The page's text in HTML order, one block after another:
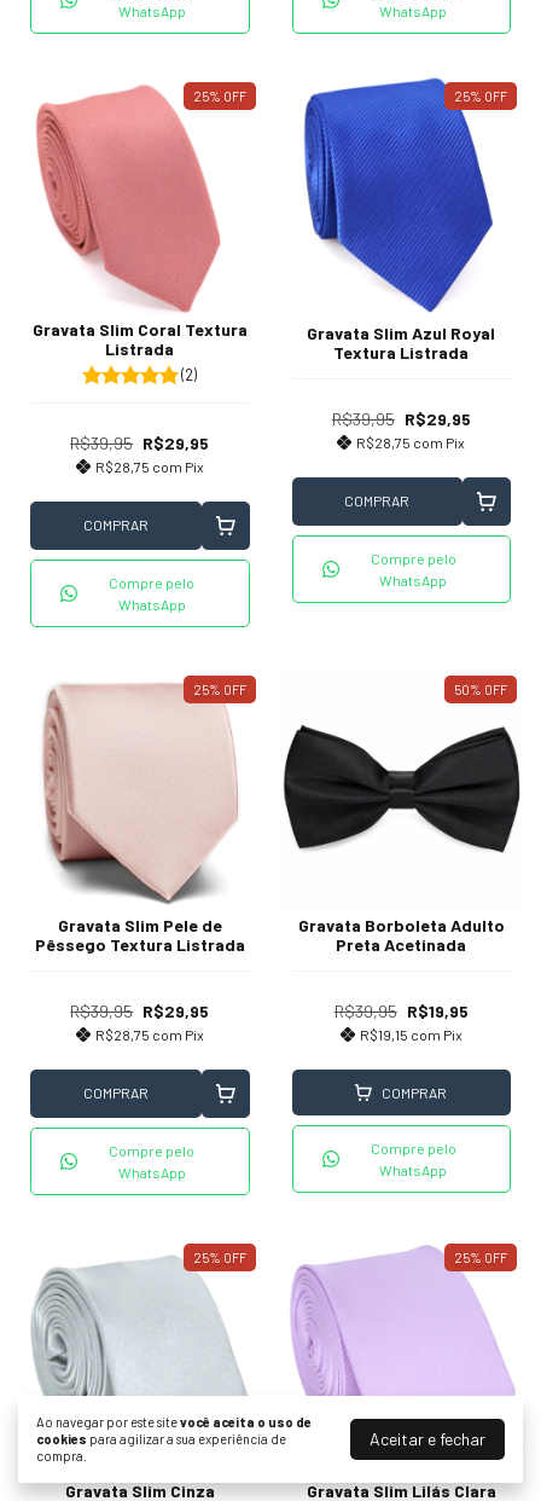
Ao navegar por este sitevocê aceita o uso de
cookies para agilizar a sua experiência de
compra.
Aceitar e fechar
WhatsApp
WhatsApp
25% OFF
Gravata Slim Coral Textura
Listrada
(2)
R$39,95 R$29,95
R$28,75 com Pix
COMPRAR
Compre pelo
WhatsApp
25% OFF
Gravata Slim Azul Royal
Textura Listrada
R$39,95 R$29,95
R$28,75 com Pix
COMPRAR
Compre pelo
WhatsApp
25% OFF
Gravata Slim Pele de
Pêssego Textura Listrada
R$39,95 R$29,95
R$28,75 com Pix
COMPRAR
Compre pelo
WhatsApp
50% OFF
Gravata Borboleta Adulto
Preta Acetinada
R$39,95 R$19,95
R$19,15 com Pix
COMPRAR
Compre pelo
WhatsApp
25% OFF
Gravata Slim Cinza
25% OFF
Gravata Slim Lilás Clara